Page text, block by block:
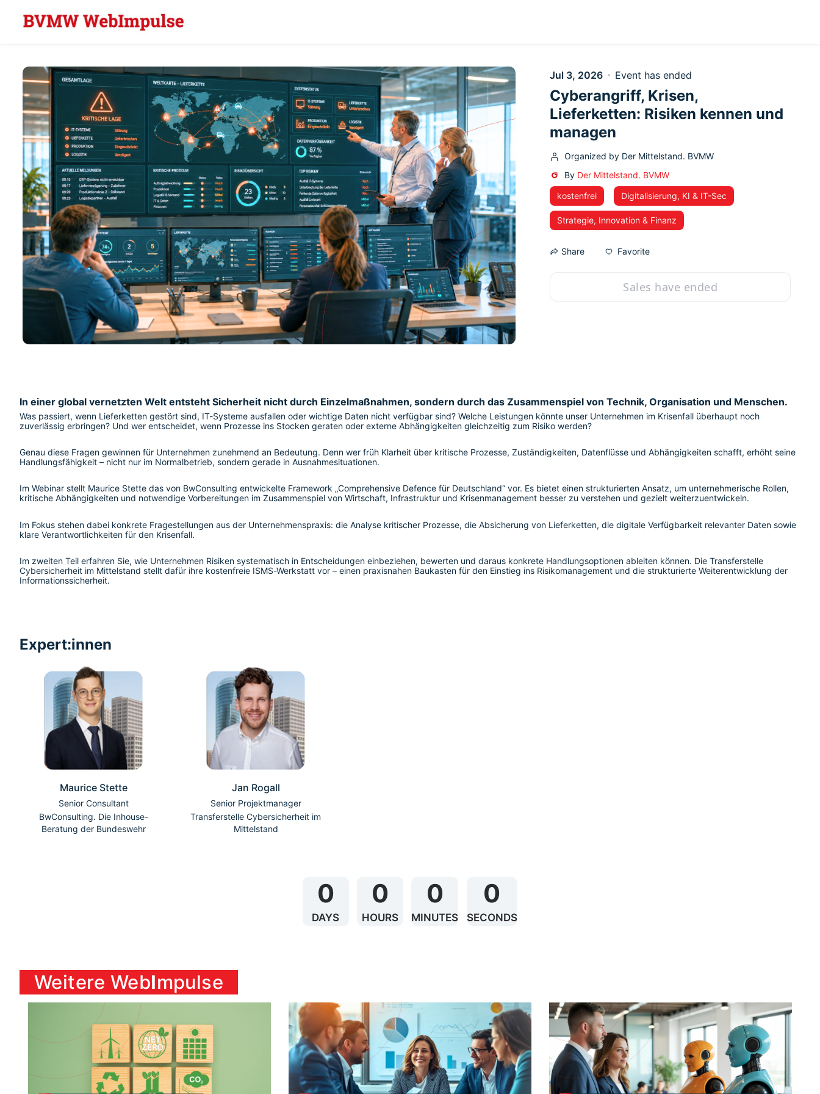
Jul 3, 2026 Event has ended
Cyberangriff, Krisen,
Lieferketten: Risiken kennen und
managen
Organized by Der Mittelstand. BVMW
By Der Mittelstand. BVMW
kostenfrei
Digitalisierung, KI & IT-Sec
Strategie, Innovation & Finanz
Share Favorite
Sales have ended
In einer global vernetzten Welt entsteht Sicherheit nicht durch Einzelmaßnahmen, sondern durch das Zusammenspiel von Technik, Organisation und Menschen.
Was passiert, wenn Lieferketten gestört sind, IT-Systeme ausfallen oder wichtige Daten nicht verfügbar sind? Welche Leistungen könnte unser Unternehmen im Krisenfall überhaupt noch
zuverlässig erbringen? Und wer entscheidet, wenn Prozesse ins Stocken geraten oder externe Abhängigkeiten gleichzeitig zum Risiko werden?
Genau diese Fragen gewinnen für Unternehmen zunehmend an Bedeutung. Denn wer früh Klarheit über kritische Prozesse, Zuständigkeiten, Datenflüsse und Abhängigkeiten schafft, erhöht seine
Handlungsfähigkeit – nicht nur im Normalbetrieb, sondern gerade in Ausnahmesituationen.
Im Webinar stellt Maurice Stette das von BwConsulting entwickelte Framework „Comprehensive Defence für Deutschland“ vor. Es bietet einen strukturierten Ansatz, um unternehmerische Rollen,
kritische Abhängigkeiten und notwendige Vorbereitungen im Zusammenspiel von Wirtschaft, Infrastruktur und Krisenmanagement besser zu verstehen und gezielt weiterzuentwickeln.
Im Fokus stehen dabei konkrete Fragestellungen aus der Unternehmenspraxis: die Analyse kritischer Prozesse, die Absicherung von Lieferketten, die digitale Verfügbarkeit relevanter Daten sowie
klare Verantwortlichkeiten für den Krisenfall.
Im zweiten Teil erfahren Sie, wie Unternehmen Risiken systematisch in Entscheidungen einbeziehen, bewerten und daraus konkrete Handlungsoptionen ableiten können. Die Transferstelle
Cybersicherheit im Mittelstand stellt dafür ihre kostenfreie ISMS-Werkstatt vor – einen praxisnahen Baukasten für den Einstieg ins Risikomanagement und die strukturierte Weiterentwicklung der
Informationssicherheit.
Expert:innen
Maurice Stette
Senior Consultant
BwConsulting. Die Inhouse-
Beratung der Bundeswehr
Jan Rogall
Senior Projektmanager
Transferstelle Cybersicherheit im
Mittelstand
0
DAYS
0
HOURS
0
MINUTES
0
SECONDS
Weitere WebImpulse